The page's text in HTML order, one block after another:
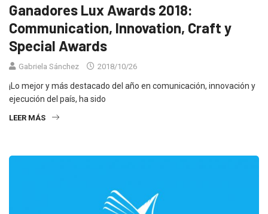
Ganadores Lux Awards 2018:
Communication, Innovation, Craft y
Special Awards
Gabriela Sánchez 2018/10/26
¡Lo mejor y más destacado del año en comunicación, innovación y
ejecución del país, ha sido
LEER MÁS